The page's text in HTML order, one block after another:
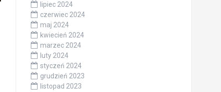
lipiec 2024
czerwiec 2024
maj 2024
kwiecień 2024
marzec 2024
luty 2024
styczeń 2024
grudzień 2023
listopad 2023